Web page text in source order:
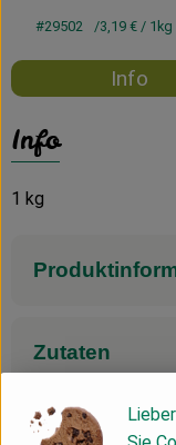
#29502 3,19 € / 1kg
Info
Info
1 kg
Zutaten
Nährwert-Info